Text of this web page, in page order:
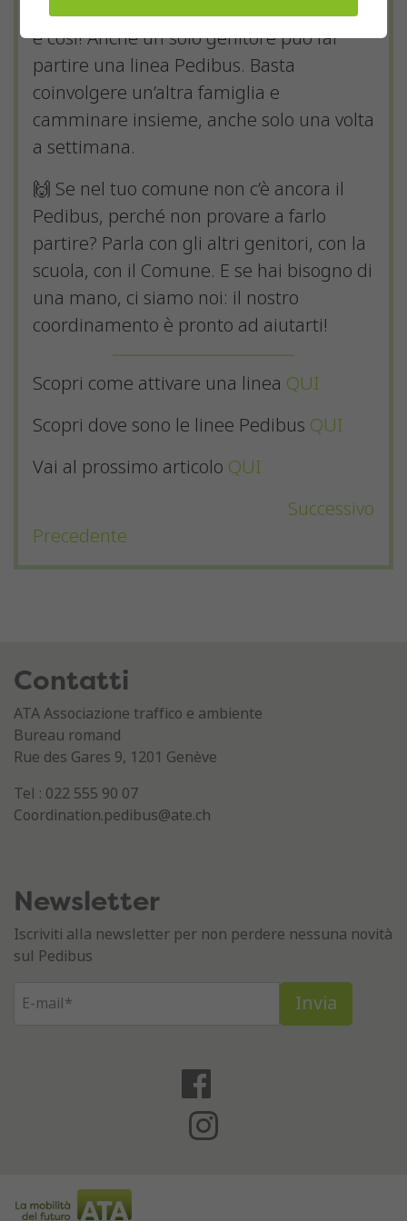
forza dal Municipio o dalla scuola. Ma non
è così! Anche un solo genitore può far
partire una linea Pedibus. Basta
coinvolgere un’altra famiglia e
camminare insieme, anche solo una volta
a settimana.
🙌 Se nel tuo comune non c’è ancora il
Pedibus, perché non provare a farlo
partire? Parla con gli altri genitori, con la
scuola, con il Comune. E se hai bisogno di
una mano, ci siamo noi: il nostro
coordinamento è pronto ad aiutarti!
Scopri come attivare una linea QUI
Scopri dove sono le linee Pedibus QUI
Vai al prossimo articolo QUI
Successivo
Precedente
Contatti
ATA Associazione traffico e ambiente
Bureau romand
Rue des Gares 9, 1201 Genève
Tel : 022 555 90 07
Coordination.pedibus@ate.ch
Newsletter
Iscriviti alla newsletter per non perdere nessuna novità
sul Pedibus